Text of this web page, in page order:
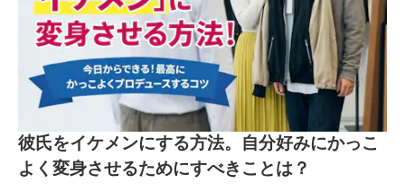
彼氏をイケメンにする方法。自分好みにかっこ
よく変身させるためにすべきことは？